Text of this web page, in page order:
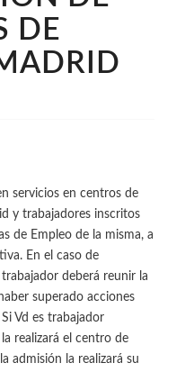
DE
servicios en centros de
y trabajadores inscritos
de Empleo de la misma, a
En el caso de
deberá reunir la
superado acciones
Vd es trabajador
realizará el centro de
admisión la realizará su